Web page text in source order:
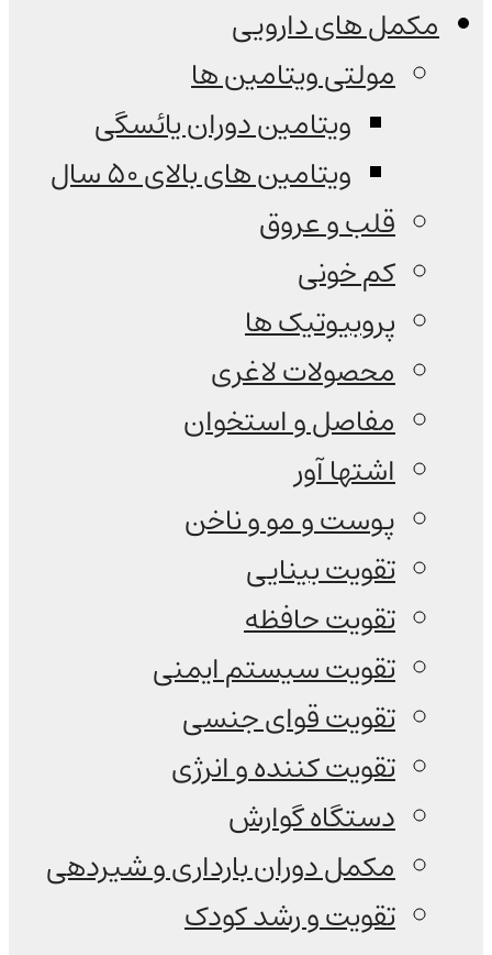
مکمل های دارویی
مولتی ویتامین ها
ویتامین دوران یائسگی
ویتامین های بالای 50 سال
قلب و عروق
کم خونی
پروبیوتیک ها
محصولات لاغری
مفاصل و استخوان
اشتها آور
پوست و مو و ناخن
تقویت بینایی
تقویت حافظه
تقویت سیستم ایمنی
تقویت قوای جنسی
تقویت کننده و انرژی
دستگاه گوارش
مکمل دوران بارداری و شیردهی
تقویت و رشد کودک